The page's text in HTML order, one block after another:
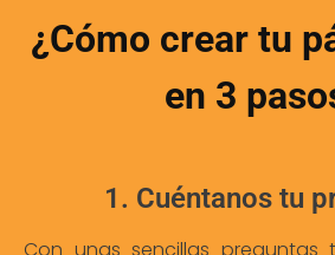
¿Cómo crear tu
en 3
1. Cuéntanos tu